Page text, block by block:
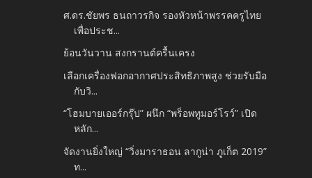
ศ.ดร.ชัยพร ธนถาวรกิจ รองหัวหน้าพรรคครูไทย
เพื่อประช...
ย้อนวันวาน สงกรานต์ครื้นเครง
เลือกเครื่องฟอกอากาศประสิทธิภาพสูง ช่วยรับมือ
กับวิ...
“โฮมบายเออร์กรุ๊ป” ผนึก “พร็อพทูมอร์โรว์” เปิด
หลัก...
จัดงานยิ่งใหญ่ “วิ่งมาราธอน ลากูน่า ภูเก็ต 2019”
ท...